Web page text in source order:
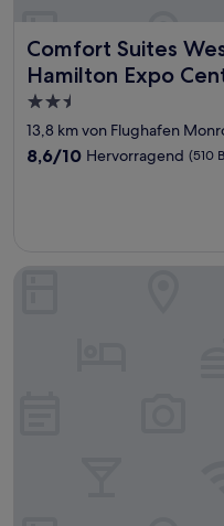
Comfort Suites
Hamilton Expo
Comfort Suites West
2.5-
Sterne-
Unterkunft
13,8 km von Flughafen
8.6
8,6/10 Hervorragend (510